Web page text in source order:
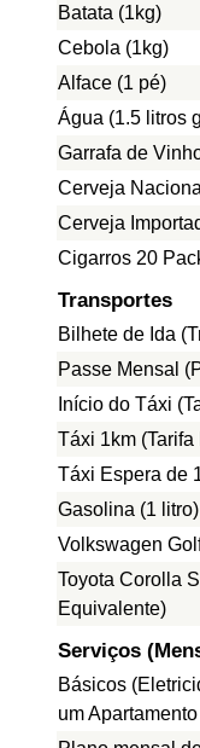
Batata (1kg)
Cebola (1kg)
Alface (1 pé)
Água (1.5 litros
Garrafa de
Cerveja
Cerveja
Cigarros 20
Transportes
Bilhete de Ida
Passe Mensal
Início do Táxi
Táxi 1km (Tarifa
Táxi Espera de
Gasolina (1 litro)
Volkswagen
Toyota Corolla
Equivalente)
Serviços
Básicos
um